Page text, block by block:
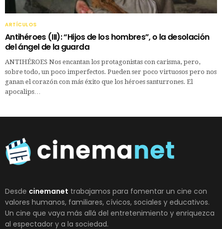
ARTÍCULOS
Antihéroes (III): “Hijos de los hombres”, o la desolación
del ángel de la guarda
ANTIHÉROES Nos encantan los protagonistas con carisma, pero,
sobre todo, un poco imperfectos. Pueden ser poco virtuosos pero nos
ganan el corazón con más éxito que los héroes santurrones. El
apocalips…
Desde cinemanet trabajamos para fomentar un cine con
valores humanos, familiares, cívicos, sociales y educativos.
Un cine que vaya más allá del entretenimiento y enriquezca
al espectador y a la sociedad.